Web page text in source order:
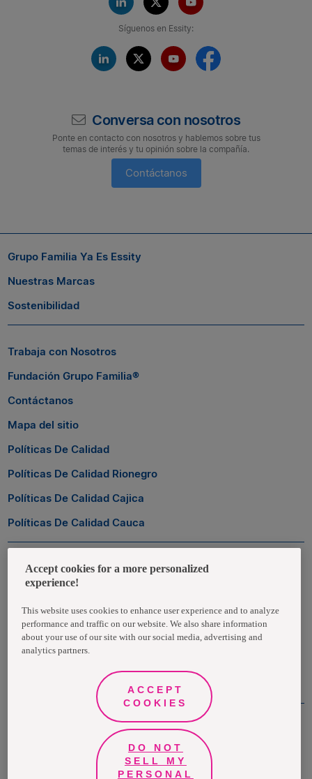
Síguenos en Essity:
Conversa con nosotros
Ponte en contacto con nosotros y hablemos sobre tus
temas de interés y tu opinión sobre la compañía.
Contáctanos
Si quieres seguir conectado con nosotros, suscríbete al boletín
de Grupo Familia® y entérate a tiempo de las novedades.
Grupo Familia Ya Es Essity
Nuestras Marcas
Sostenibilidad
Trabaja con Nosotros
Fundación Grupo Familia®
Contáctanos
Mapa del sitio
Políticas De Calidad
Políticas De Calidad Rionegro
Políticas De Calidad Cajica
Políticas De Calidad Cauca
Zona Transaccional
Clientes
Proveedores
©Grupo Familia® 2021
Accept cookies for a more personalized
experience!
This website uses cookies to enhance user experience and to analyze
performance and traffic on our website. We also share information
about your use of our site with our social media, advertising and
analytics partners.
ACCEPT
COOKIES
DO NOT
SELL MY
PERSONAL